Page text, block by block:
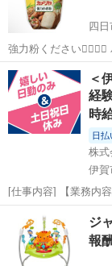
四
強力粉ください
っても使い切れない
ったとか、薄力粉と
ませんか❓よろしく
三重 四日市市
＜
経
時
日払
株式
伊賀
[仕事内容] 【業務内
薬メーカーでの製造
事です。 ライン作
備その他付随業務をお
ジ
報